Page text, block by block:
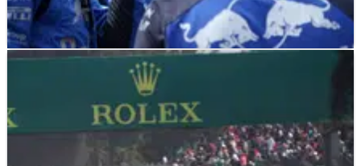
Bagaimana lantai yang rusak mengobarkan
ketegangan yang tumbuh di Toro Rosso